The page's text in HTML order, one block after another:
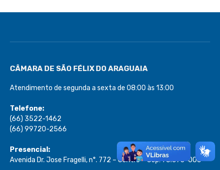
CÂMARA DE SÃO FÉLIX DO ARAGUAIA
Atendimento de segunda a sexta de 08:00 às 13:00
Telefone:
(66) 3522-1462
(66) 99720-2566
Presencial:
Avenida Dr. Jose Fragelli, n°. 772 – Centro – Cep: 78.670-000